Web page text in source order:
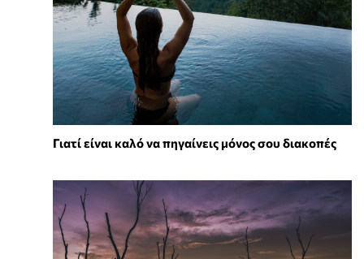
Γιατί είναι καλό να πηγαίνεις μόνος σου διακοπές